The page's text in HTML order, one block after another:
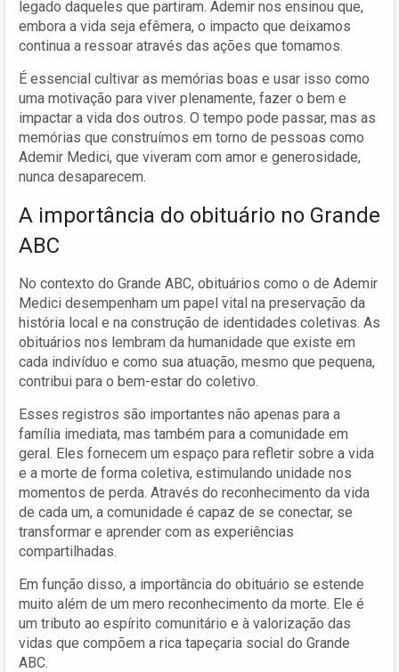
legado daqueles que partiram. Ademir nos ensinou que,
embora a vida seja efêmera, o impacto que deixamos
continua a ressoar através das ações que tomamos.
É essencial cultivar as memórias boas e usar isso como
uma motivação para viver plenamente, fazer o bem e
impactar a vida dos outros. O tempo pode passar, mas as
memórias que construímos em torno de pessoas como
Ademir Medici, que viveram com amor e generosidade,
nunca desaparecem.
A importância do obituário no Grande
ABC
No contexto do Grande ABC, obituários como o de Ademir
Medici desempenham um papel vital na preservação da
história local e na construção de identidades coletivas. As
obituários nos lembram da humanidade que existe em
cada indivíduo e como sua atuação, mesmo que pequena,
contribui para o bem-estar do coletivo.
Esses registros são importantes não apenas para a
família imediata, mas também para a comunidade em
geral. Eles fornecem um espaço para refletir sobre a vida
e a morte de forma coletiva, estimulando unidade nos
momentos de perda. Através do reconhecimento da vida
de cada um, a comunidade é capaz de se conectar, se
transformar e aprender com as experiências
compartilhadas.
Em função disso, a importância do obituário se estende
muito além de um mero reconhecimento da morte. Ele é
um tributo ao espírito comunitário e à valorização das
vidas que compõem a rica tapeçaria social do Grande
ABC.